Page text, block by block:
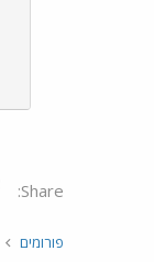
Share:
פורומים